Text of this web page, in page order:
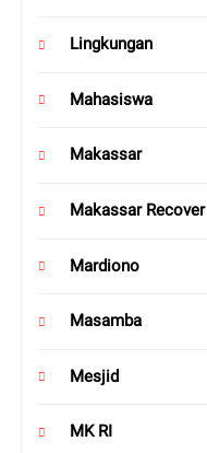
Lingkungan
Mahasiswa
Makassar
Makassar Recover
Mardiono
Masamba
Mesjid
MK RI